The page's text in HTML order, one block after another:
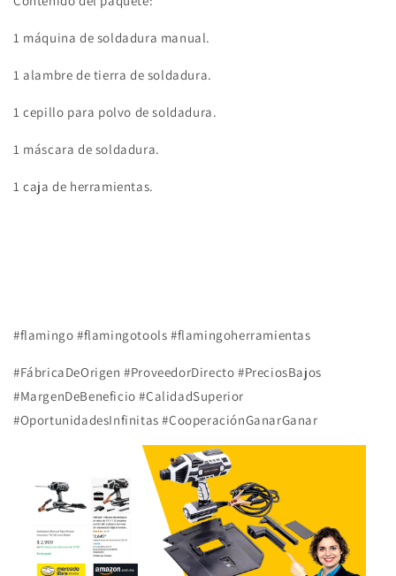
1 máquina de soldadura manual.
1 alambre de tierra de soldadura.
1 cepillo para polvo de soldadura.
1 máscara de soldadura.
1 caja de herramientas.
#flamingo #flamingotools#flamingoherramientas
#FábricaDeOrigen #ProveedorDirecto #PreciosBajos
#MargenDeBeneficio #CalidadSuperior
#OportunidadesInfinitas #CooperaciónGanarGanar